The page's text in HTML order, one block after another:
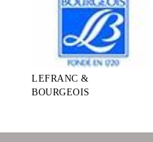
LEFRANC &
BOURGEOIS